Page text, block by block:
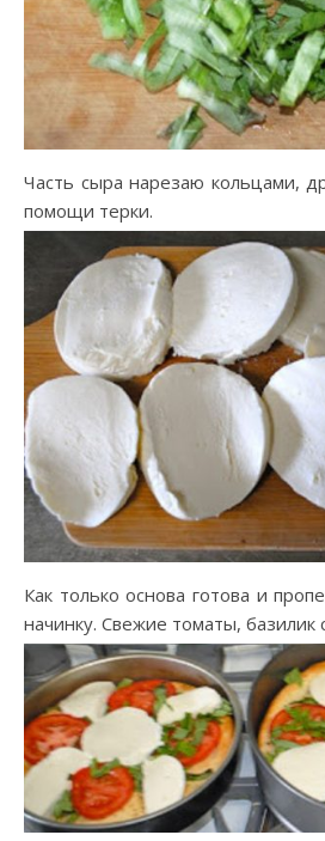
Часть сыра нарезаю кольцами,
помощи терки.
Как только основа готова и
начинку. Свежие томаты, базилик